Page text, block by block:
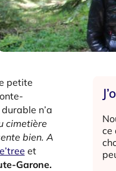
petite
n’a
cimetière
bien. A
et
Garone.
ce